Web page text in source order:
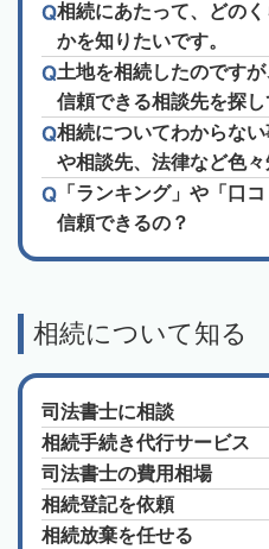
相続にあたって、どの
かを知りたいです。
土地を相続したのです
信頼できる相談先を探し
相続についてわからな
や相談先、法律など色々
「ランキング」や「口
信頼できるの？
相続について知る
司法書士に相談
相続手続き代行サービス
司法書士の費用相場
相続登記を依頼
相続放棄を任せる